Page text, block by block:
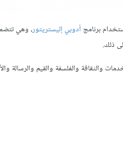
برنامج أدوبي إليستريتور، وهي
ذلك.
والثقافة والفلسفة والقيم والرسالة